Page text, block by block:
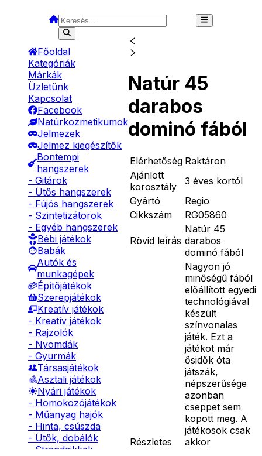
Főoldal
Kategóriák
Márkák
Üzletünk
Kapcsolat
Facebook
Natúrkozmetikumok
Jelmezek
Jelmez kiegészítők
Bontempi
hangszerek
- Gitárok
- Ütős hangszerek
- Fújós hangszerek
- Szintetizátorok
- Egyéb hangszerek
Bébi játékok
Babák
Autók és
munkagépek
Építőjátékok
Szerepjátékok
Kreatív játékok
- Kreatív játékok
- Rajzolók
- Nyomdák
- Gyurmák
Társasjátékok
Asztali játékok
Nyári játékok
- Homokozójátékok
- Műanyag hajók
- Hinta, csúszda
- Ütők, dobálók
- Strandcikkek
Natúr 45
darabos
dominó fából
Elérhetőség Raktáron
Ajánlott
korosztály
3 éves kortól
Gyártó
Regio
Cikkszám
RG05860
Rövid leírás
Natúr 45
darabos
dominó fából
Részletes
Nagyon jó
minőségű fából
előállított egyedi
technológiával
készült
színvonalas
játék. Ezt a
játékot már
ősidők óta
játszák,
népszerűsége
azonban
cseppet sem
kopott meg. A
játékosok csak
akkor